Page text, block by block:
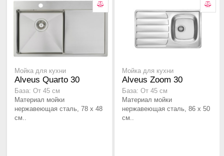
Мойка для кухни
Alveus Quarto 30
База: От 45 см
Материал мойки
нержавеющая сталь, 78 x 48
см..
Мойка для кухни
Alveus Zoom 30
База: От 45 см
Материал мойки
нержавеющая сталь, 86 x 50
см..